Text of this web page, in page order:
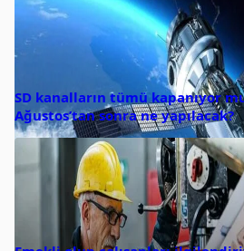
SD kanalların tümü kapanıyor
Ağustos’tan sonra ne yapılacak?